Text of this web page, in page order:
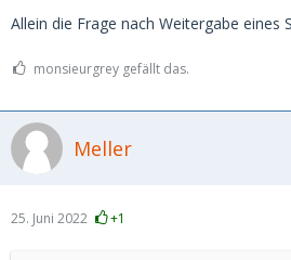
Allein die Frage nach Weitergabe eines
monsieurgrey gefällt das.
Meller
25. Juni 2022 +1